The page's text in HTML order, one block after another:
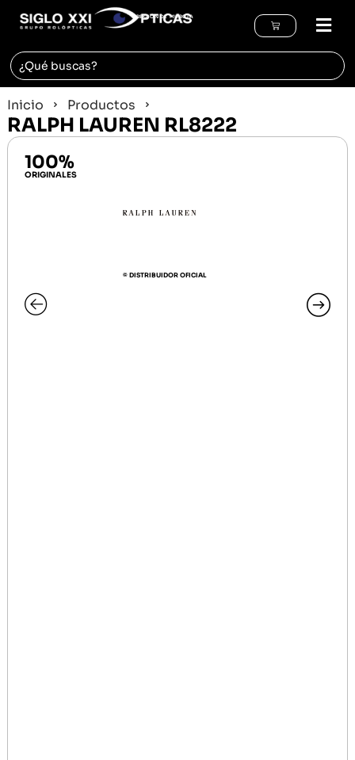
REGIÓN DE MURCIA
Inicio Productos
RALPH LAUREN RL8222
100%
ORIGINALES
© DISTRIBUIDOR OFICIAL